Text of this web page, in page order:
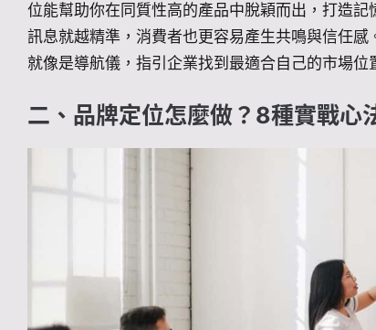
位能幫助你在同質性高的產品中脫穎而出，打造
訊息就越精準，消費者也更容易產生共鳴與信任
就像是導航儀，指引企業找到最適合自己的市場位
二、品牌定位怎麼做？8種實戰心